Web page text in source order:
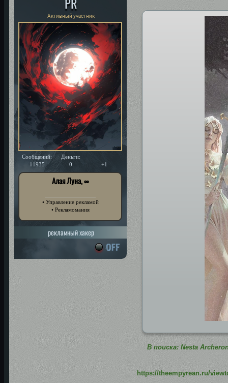
Активный участник
Сообщений:
11935
Деньги:
0
+1
Алая Луна, ∞
• Управление рекламой
• Рекламомания
рекламный хакер
В поиска: Nesta
https://theempyrean.ru/